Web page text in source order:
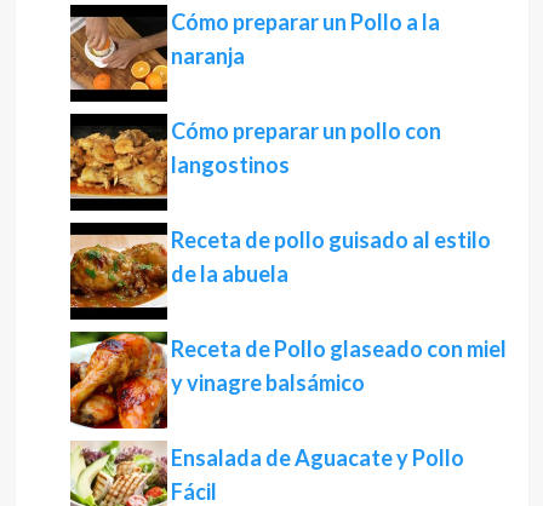
Cómo preparar un Pollo a la
naranja
Cómo preparar un pollo con
langostinos
Receta de pollo guisado al estilo
de la abuela
Receta de Pollo glaseado con miel
y vinagre balsámico
Ensalada de Aguacate y Pollo
Fácil